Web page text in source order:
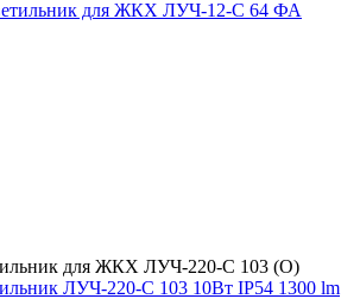
для ЖКХ ЛУЧ-220-С 103 (О)
ЛУЧ-220-С 103 10Вт IP54 1300 lm